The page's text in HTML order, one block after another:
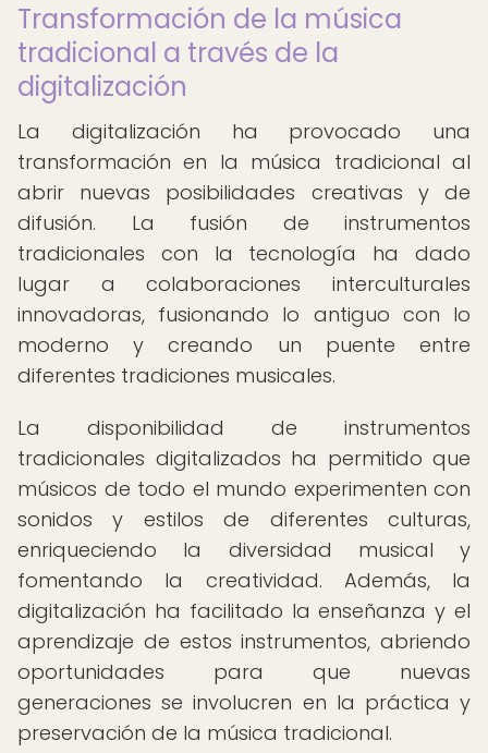
Transformación de la música
tradicional a través de la
digitalización
La digitalización ha provocado una
transformación en la música tradicional al
abrir nuevas posibilidades creativas y de
difusión. La fusión de instrumentos
tradicionales con la tecnología ha dado
lugar a colaboraciones interculturales
innovadoras, fusionando lo antiguo con lo
moderno y creando un puente entre
diferentes tradiciones musicales.
La disponibilidad de instrumentos
tradicionales digitalizados ha permitido que
músicos de todo el mundo experimenten con
sonidos y estilos de diferentes culturas,
enriqueciendo la diversidad musical y
fomentando la creatividad. Además, la
digitalización ha facilitado la enseñanza y el
aprendizaje de estos instrumentos, abriendo
oportunidades para que nuevas
generaciones se involucren en la práctica y
preservación de la música tradicional.